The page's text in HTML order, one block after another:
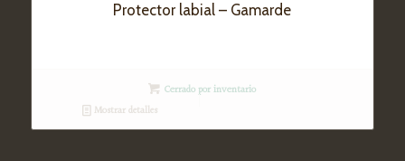
Protector labial – Gamarde
Cerrado por inventario
Mostrar detalles